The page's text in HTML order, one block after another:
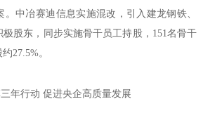
中冶赛迪信息实施混改，引入建龙钢铁、
股东，同步实施骨干员工持股，151名骨干
27.5%。
行动 促进央企高质量发展